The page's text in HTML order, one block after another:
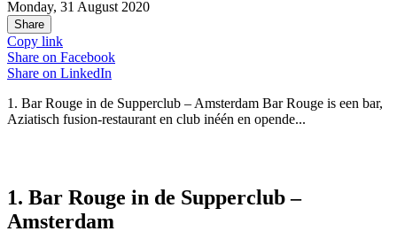
Monday, 31 August 2020
Share
Copy link
Share on Facebook
Share on LinkedIn
1. Bar Rouge in de Supperclub – Amsterdam Bar Rouge is een bar,
Aziatisch fusion-restaurant en club inéén en opende...
1. Bar Rouge in de Supperclub –
Amsterdam